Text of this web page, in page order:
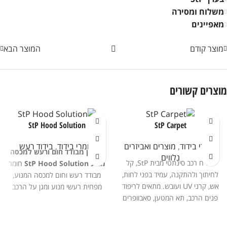
משלוח ומסירה
מאפיינים
מוצר קודם המוצר הבא
מוצרים קשורים
StP Carpet
חומרי בידוד, מוצרים ואביזרים
נלווים
שטיח רכב סינתטי מבית StP, קל
לחיתוך ולהתקנה, עמיד בפני לחות,
אש, קרני UV ועובש. מתאים לריפוד
פנים הרכב, תא המטען, סאבוופרים
StP Hood Solution
חומרי בידוד, בידוד רעש
פתרון מבודד חום ורעש למכסה
מנוע StP Hood Solution
חומר
מבודד רעש וחום למכסה המנוע,
מפחית רעשי מנוע ומגן על הרכב